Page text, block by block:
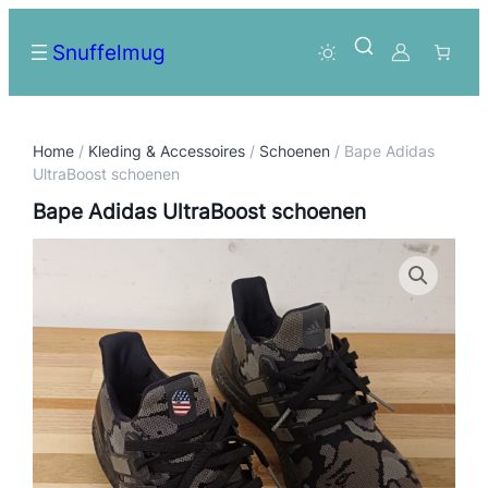
Snuffelmug
Home / Kleding & Accessoires / Schoenen / Bape Adidas
UltraBoost schoenen
Bape Adidas UltraBoost schoenen